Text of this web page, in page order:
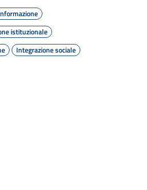
istituzionale
Integrazione sociale